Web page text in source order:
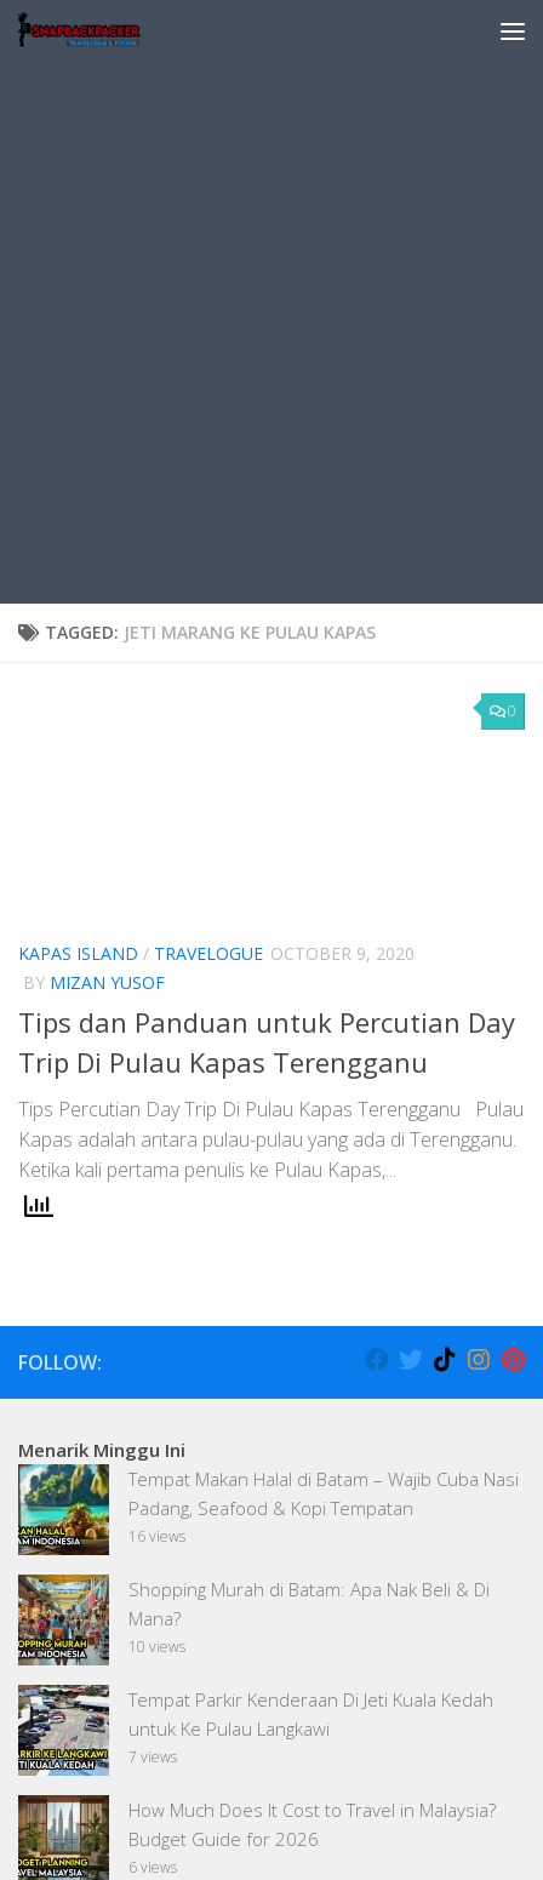
Skip to content
TAGGED: JETI MARANG KE PULAU KAPAS
0
KAPAS ISLAND / TRAVELOGUE OCTOBER 9, 2020
BY MIZAN YUSOF
Tips dan Panduan untuk Percutian Day
Trip Di Pulau Kapas Terengganu
Tips Percutian Day Trip Di Pulau Kapas Terengganu Pulau
Kapas adalah antara pulau-pulau yang ada di Terengganu.
Ketika kali pertama penulis ke Pulau Kapas,...
FOLLOW:
Menarik Minggu Ini
Tempat Makan Halal di Batam – Wajib Cuba Nasi
Padang, Seafood & Kopi Tempatan
16 views
Shopping Murah di Batam: Apa Nak Beli & Di
Mana?
10 views
Tempat Parkir Kenderaan Di Jeti Kuala Kedah
untuk Ke Pulau Langkawi
7 views
How Much Does It Cost to Travel in Malaysia?
Budget Guide for 2026
6 views